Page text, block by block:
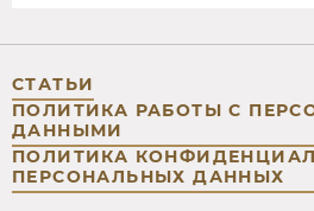
СТАТЬИ
ПОЛИТИКА РАБОТЫ С
ДАННЫМИ
ПОЛИТИКА
ПЕРСОНАЛЬНЫХ ДАННЫХ